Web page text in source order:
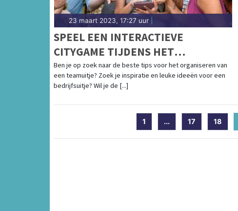
23 maart 2023, 17:27 uur
SPEEL EEN INTERACTIEVE
CITYGAME TIJDENS HET
PERSONEELSUITJE
Ben je op zoek naar de beste tips voor het organiseren van
een teamuitje? Zoek je inspiratie en leuke ideeën voor een
bedrijfsuitje? Wil je de [...]
1 ... 17 18